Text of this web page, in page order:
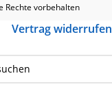
Rechte vorbehalten
Vertrag widerrufen